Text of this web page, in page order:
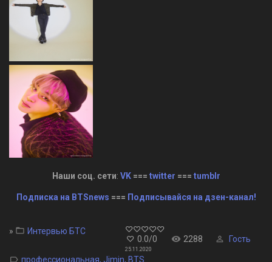
Наши соц. сети: VK=== twitter === tumblr
Подписка на BTSnews === Подписывайся на дзен-канал!
0.0/0 2288 Гость
25.11.2020
» Интервью БТС
профессиональная, Jimin, BTS